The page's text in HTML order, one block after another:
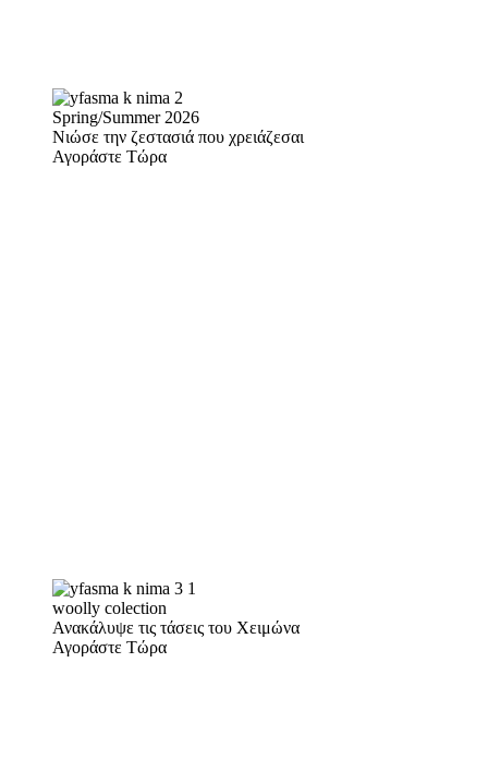
Spring/Summer 2026
Νιώσε την ζεστασιά που χρειάζεσαι
Αγοράστε Τώρα
woolly colection
Ανακάλυψε τις τάσεις του Χειμώνα
Αγοράστε Τώρα